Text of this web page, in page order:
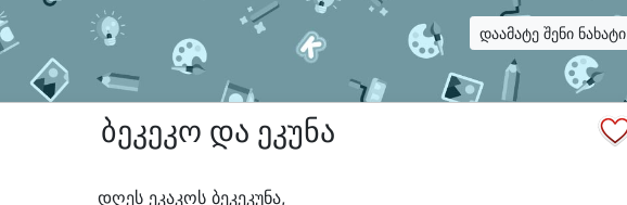
დაამატე შენი ნახატი
ბეკეკო და ეკუნა
დღეს ეკაკოს ბეკეკუნა,